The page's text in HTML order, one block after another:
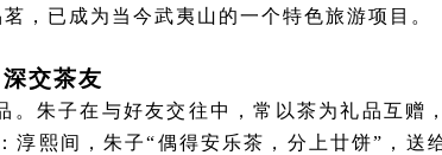
，已成为当今武夷山的一个特色旅游项目。
交茶友
。朱子在与好友交往中，常以茶为礼品互赠
淳熙间，朱子“偶得安乐茶，分上廿饼”，送